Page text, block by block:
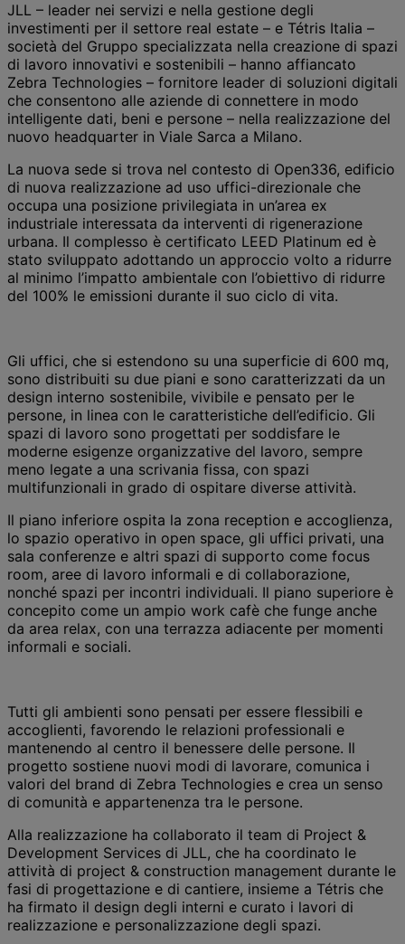
JLL – leader nei servizi e nella gestione degli
investimenti per il settore real estate – e Tétris Italia –
società del Gruppo specializzata nella creazione di spazi
di lavoro innovativi e sostenibili – hanno affiancato
Zebra Technologies – fornitore leader di soluzioni digitali
che consentono alle aziende di connettere in modo
intelligente dati, beni e persone – nella realizzazione del
nuovo headquarter in Viale Sarca a Milano.
La nuova sede si trova nel contesto di Open336, edificio
di nuova realizzazione ad uso uffici-direzionale che
occupa una posizione privilegiata in un’area ex
industriale interessata da interventi di rigenerazione
urbana. Il complesso è certificato LEED Platinum ed è
stato sviluppato adottando un approccio volto a ridurre
al minimo l’impatto ambientale con l’obiettivo di ridurre
del 100% le emissioni durante il suo ciclo di vita.
Gli uffici, che si estendono su una superficie di 600 mq,
sono distribuiti su due piani e sono caratterizzati da un
design interno sostenibile, vivibile e pensato per le
persone, in linea con le caratteristiche dell’edificio. Gli
spazi di lavoro sono progettati per soddisfare le
moderne esigenze organizzative del lavoro, sempre
meno legate a una scrivania fissa, con spazi
multifunzionali in grado di ospitare diverse attività.
Il piano inferiore ospita la zona reception e accoglienza,
lo spazio operativo in open space, gli uffici privati, una
sala conferenze e altri spazi di supporto come focus
room, aree di lavoro informali e di collaborazione,
nonché spazi per incontri individuali. Il piano superiore è
concepito come un ampio work cafè che funge anche
da area relax, con una terrazza adiacente per momenti
informali e sociali.
Tutti gli ambienti sono pensati per essere flessibili e
accoglienti, favorendo le relazioni professionali e
mantenendo al centro il benessere delle persone. Il
progetto sostiene nuovi modi di lavorare, comunica i
valori del brand di Zebra Technologies e crea un senso
di comunità e appartenenza tra le persone.
Alla realizzazione ha collaborato il team di Project &
Development Services di JLL, che ha coordinato le
attività di project & construction management durante le
fasi di progettazione e di cantiere, insieme a Tétris che
ha firmato il design degli interni e curato i lavori di
realizzazione e personalizzazione degli spazi.